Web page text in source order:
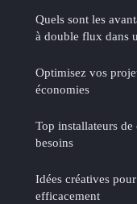
Quels sont les
à double flux dans
Optimisez vos
économies
Top installateurs
besoins
Idées créatives
efficacement